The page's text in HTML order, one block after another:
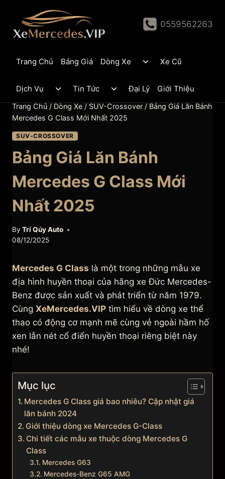
content
0559562263
Trang Chủ Bảng Giá Dòng Xe
ToggleXe Cũ
Dịch Vụ
Toggle
menu
Tin Tức
Toggle
menu
Đại Lý Giới Thiệu
Trang Chủ / Dòng Xe / SUV-Crossover / Bảng Giá Lăn Bánh
Mercedes G Class Mới Nhất 2025
SUV-CROSSOVER
Bảng Giá Lăn Bánh
Mercedes G Class Mới
Nhất 2025
By Trí Qúy Auto
08/12/2025
Mercedes G Class là một trong những mẫu xe
địa hình huyền thoại của hãng xe Đức Mercedes-
Benz được sản xuất và phát triển từ năm 1979.
Cùng XeMercedes.VIP tìm hiểu về dòng xe thể
thao có động cơ mạnh mẽ cùng vẻ ngoài hầm hố
xen lẫn nét cổ điển huyền thoại riêng biệt này
nhé!
Mục lục
Mercedes G Class giá bao nhiêu? Cập nhật giá
lăn bánh 2024
Giới thiệu dòng xe Mercedes G-Class
Chi tiết các mẫu xe thuộc dòng Mercedes G
Class
Mercedes G63
Mercedes-Benz G65 AMG